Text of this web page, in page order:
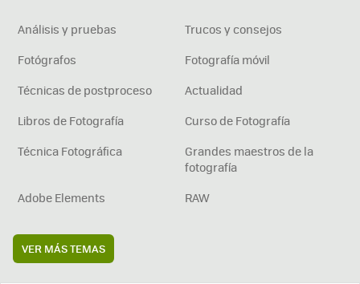
Análisis y pruebas
Trucos y consejos
Fotógrafos
Fotografía móvil
Técnicas de postproceso
Actualidad
Libros de Fotografía
Curso de Fotografía
Técnica Fotográfica
Grandes maestros de la
fotografía
Adobe Elements
RAW
VER MÁS TEMAS